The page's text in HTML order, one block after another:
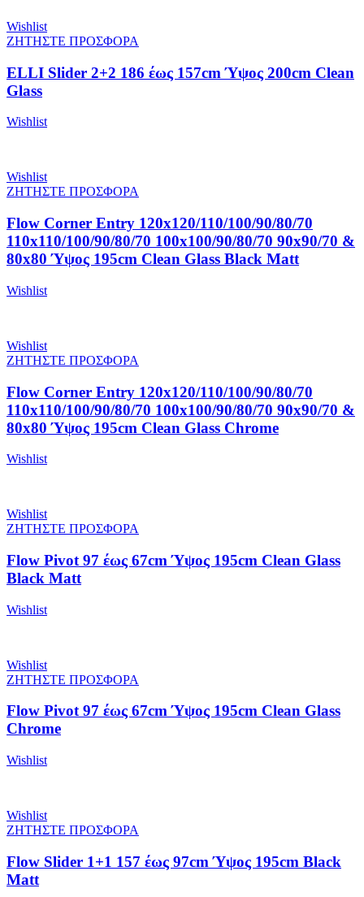
Wishlist
ΖΗΤΗΣΤΕ ΠΡΟΣΦΟΡΑ
ELLI Slider 2+2 186 έως 157cm Ύψος 200cm Clean
Glass
Wishlist
Wishlist
ΖΗΤΗΣΤΕ ΠΡΟΣΦΟΡΑ
Flow Corner Entry 120x120/110/100/90/80/70
110x110/100/90/80/70 100x100/90/80/70 90x90/70 &
80x80 Ύψος 195cm Clean Glass Black Matt
Wishlist
Wishlist
ΖΗΤΗΣΤΕ ΠΡΟΣΦΟΡΑ
Flow Corner Entry 120x120/110/100/90/80/70
110x110/100/90/80/70 100x100/90/80/70 90x90/70 &
80x80 Ύψος 195cm Clean Glass Chrome
Wishlist
Wishlist
ΖΗΤΗΣΤΕ ΠΡΟΣΦΟΡΑ
Flow Pivot 97 έως 67cm Ύψος 195cm Clean Glass
Black Matt
Wishlist
Wishlist
ΖΗΤΗΣΤΕ ΠΡΟΣΦΟΡΑ
Flow Pivot 97 έως 67cm Ύψος 195cm Clean Glass
Chrome
Wishlist
Wishlist
ΖΗΤΗΣΤΕ ΠΡΟΣΦΟΡΑ
Flow Slider 1+1 157 έως 97cm Ύψος 195cm Black
Matt